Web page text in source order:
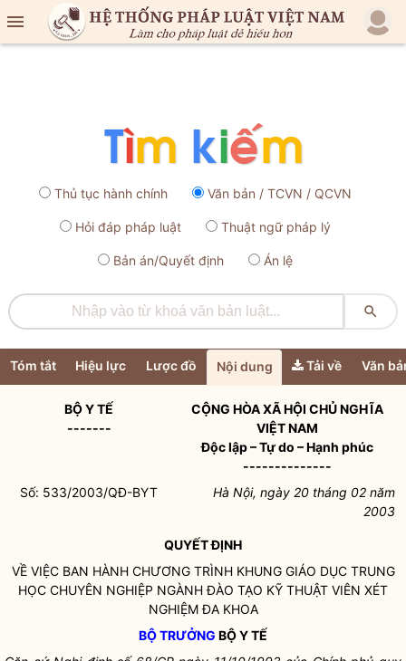

Thủ tục hành chính Văn bản / TCVN / QCVN
Hỏi đáp pháp luật Thuật ngữ pháp lý
Bản án/Quyết định Án lệ

Tóm tắt Hiệu lực Lược đồ Nội dung Tải về Văn
BỘ Y TẾ
-------
CỘNG HÒA XÃ HỘI CHỦ NGHĨA
VIỆT NAM
Độc lập – Tự do – Hạnh phúc
--------------
Số: 533/2003/QĐ-BYT
Hà Nội, ngày 20 tháng 02 năm
2003
QUYẾT ĐỊNH
VỀ VIỆC BAN HÀNH CHƯƠNG TRÌNH KHUNG GIÁO DỤC TRUNG
HỌC CHUYÊN NGHIỆP NGÀNH ĐÀO TẠO KỸ THUẬT VIÊN XÉT
NGHIỆM ĐA KHOA
BỘ TRƯỞNG BỘ Y TẾ